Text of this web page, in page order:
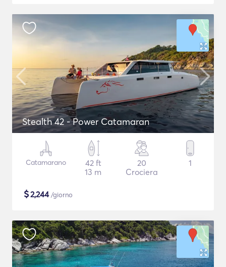
Stealth 42 - Power Catamaran
Catamarano
42 ft
13 m
20
Crociera
1
$2,244/giorno